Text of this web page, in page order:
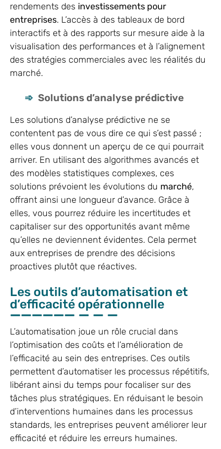
rendements des investissements pour
entreprises. L’accès à des tableaux de bord
interactifs et à des rapports sur mesure aide à la
visualisation des performances et à l’alignement
des stratégies commerciales avec les réalités du
marché.
Solutions d’analyse prédictive
Les solutions d’analyse prédictive ne se
contentent pas de vous dire ce qui s’est passé ;
elles vous donnent un aperçu de ce qui pourrait
arriver. En utilisant des algorithmes avancés et
des modèles statistiques complexes, ces
solutions prévoient les évolutions du marché,
offrant ainsi une longueur d’avance. Grâce à
elles, vous pourrez réduire les incertitudes et
capitaliser sur des opportunités avant même
qu’elles ne deviennent évidentes. Cela permet
aux entreprises de prendre des décisions
proactives plutôt que réactives.
Les outils d’automatisation et
d’efficacité opérationnelle
L’automatisation joue un rôle crucial dans
l’optimisation des coûts et l’amélioration de
l’efficacité au sein des entreprises. Ces outils
permettent d’automatiser les processus répétitifs,
libérant ainsi du temps pour focaliser sur des
tâches plus stratégiques. En réduisant le besoin
d’interventions humaines dans les processus
standards, les entreprises peuvent améliorer leur
efficacité et réduire les erreurs humaines.